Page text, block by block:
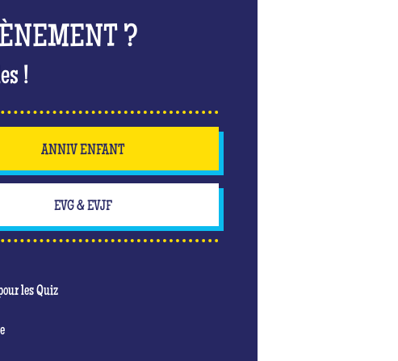
?
!
ANNIV ENFANT
EVG & EVJF
les Quiz